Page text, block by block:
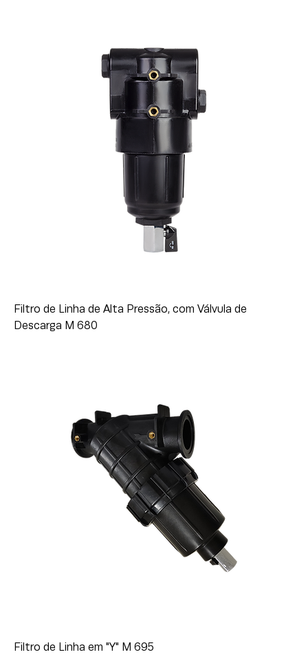
Filtro de Linha de Alta Pressão, com Válvula de
Descarga M 680
Filtro de Linha em "Y" M 695